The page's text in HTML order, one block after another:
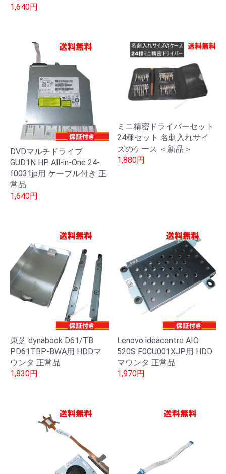
1,640円
DVDマルチドライブ
GUD1N HP All-in-One 24-
f0031jp用 ケーブル付き 正
常品
1,640円
ミニ精密ドライバーセット
24種セット 名刺入れサイ
ズのケース ＜新品＞
1,880円
東芝 dynabook D61/TB
PD61TBP-BWA用 HDDマ
ウンタ 正常品
1,830円
Lenovo ideacentre AIO
520S F0CU001XJP用 HDD
マウンタ 正常品
1,970円